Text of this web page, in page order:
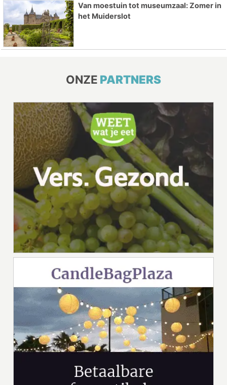
Van moestuin tot museumzaal: Zomer in
het Muiderslot
ONZE PARTNERS